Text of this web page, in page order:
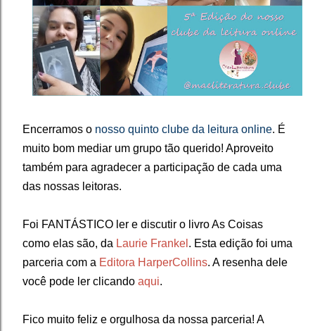
Encerramos o nosso quinto clube da leitura online. É
muito bom mediar um grupo tão querido! Aproveito
também para agradecer a participação de cada uma
das nossas leitoras. ⁣
Foi FANTÁSTICO ler e discutir o livro As Coisas
como elas são, da Laurie Frankel . Esta edição foi uma
parceria com a Editora HarperCollins. ⁣A resenha dele
você pode ler clicando aqui.
Fico muito feliz e orgulhosa da nossa parceria! A